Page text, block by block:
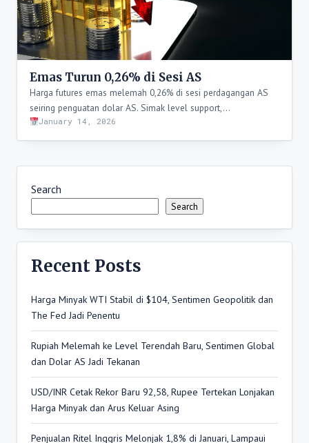
Emas Turun 0,26% di Sesi AS
Harga futures emas melemah 0,26% di sesi perdagangan AS
seiring penguatan dolar AS. Simak level support,…
January 14, 2026
Search
Search
Recent Posts
Harga Minyak WTI Stabil di $104, Sentimen Geopolitik dan
The Fed Jadi Penentu
Rupiah Melemah ke Level Terendah Baru, Sentimen Global
dan Dolar AS Jadi Tekanan
USD/INR Cetak Rekor Baru 92,58, Rupee Tertekan Lonjakan
Harga Minyak dan Arus Keluar Asing
Penjualan Ritel Inggris Melonjak 1,8% di Januari, Lampaui